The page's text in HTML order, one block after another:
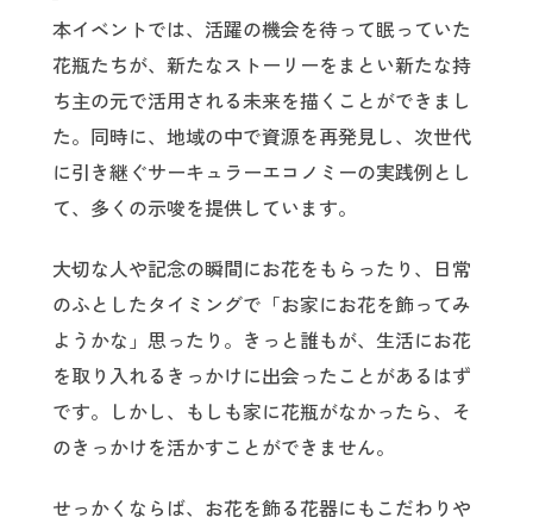
本イベントでは、活躍の機会を待って眠っていた
花瓶たちが、新たなストーリーをまとい新たな持
ち主の元で活用される未来を描くことができまし
た。同時に、地域の中で資源を再発見し、次世代
に引き継ぐサーキュラーエコノミーの実践例とし
て、多くの示唆を提供しています。
大切な人や記念の瞬間にお花をもらったり、日常
のふとしたタイミングで「お家にお花を飾ってみ
ようかな」思ったり。きっと誰もが、生活にお花
を取り入れるきっかけに出会ったことがあるはず
です。しかし、もしも家に花瓶がなかったら、そ
のきっかけを活かすことができません。
せっかくならば、お花を飾る花器にもこだわりや